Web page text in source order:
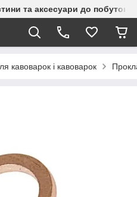
та аксесуари до побутової
кавоварок і кавоварок